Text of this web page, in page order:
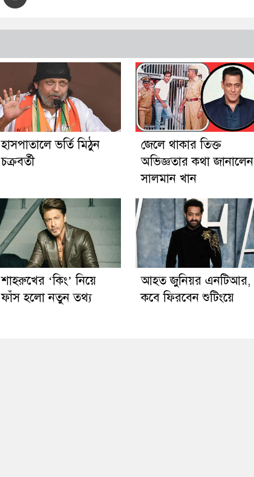
হাসপাতালে ভর্তি মিঠুন
চক্রবর্তী
জেলে থাকার তিক্ত
অভিজ্ঞতার কথা জানালেন
সালমান খান
শাহরুখের ‘কিং’ নিয়ে
ফাঁস হলো নতুন তথ্য
আহত জুনিয়র এনটিআর,
কবে ফিরবেন শুটিংয়ে